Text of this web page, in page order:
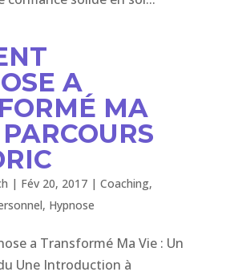
A
MA
| Fév 20, 2017| Coaching,
, Hypnose
a Transformé Ma Vie : Un
Une Introduction à